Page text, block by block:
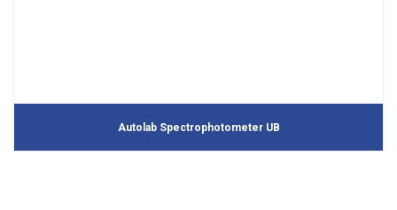
Autolab Spectrophotometer UB